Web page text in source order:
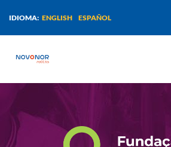
IDIOMA: ENGLISH ESPAÑOL